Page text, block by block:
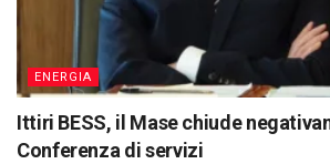
ENERGIA
Ittiri BESS, il Mase chiude
Conferenza di servizi